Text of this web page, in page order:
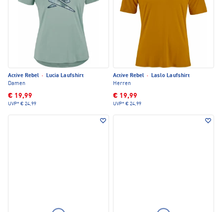
Active Rebel ·
Lucia Laufshirt
Damen
€ 19,99
UVP* € 24,99
Active Rebel ·
Laslo Laufshirt
Herren
€ 19,99
UVP* € 24,99